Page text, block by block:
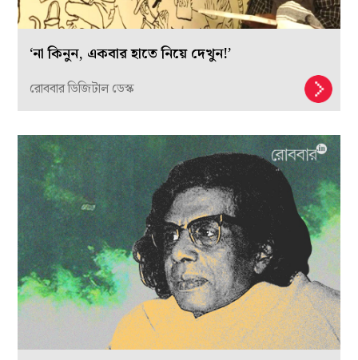
‘না কিনুন, একবার হাতে নিয়ে দেখুন!’
রোববার ডিজিটাল ডেস্ক